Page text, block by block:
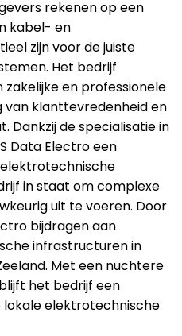
rekenen op een
kabel- en
zijn voor de juiste
Het bedrijf
en professionele
van klanttevredenheid en
Dankzij de specialisatie in
Data Electro een
in staat om complexe
uit te voeren. Door
bijdragen aan
infrastructuren in
Met een nuchtere
het bedrijf een
elektrotechnische